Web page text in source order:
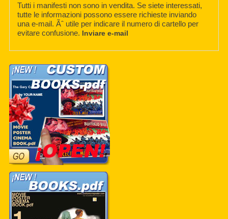
Tutti i manifesti non sono in vendita. Se siete interessati,
tutte le informazioni possono essere richieste inviando
una e-mail. Ãˆ utile per indicare il numero di cartello per
evitare confusione. Inviare e-mail